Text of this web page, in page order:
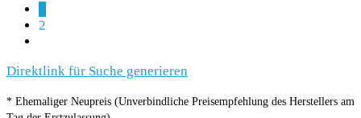
2
Direktlink für Suche generieren
* Ehemaliger Neupreis (Unverbindliche Preisempfehlung des Herstellers am